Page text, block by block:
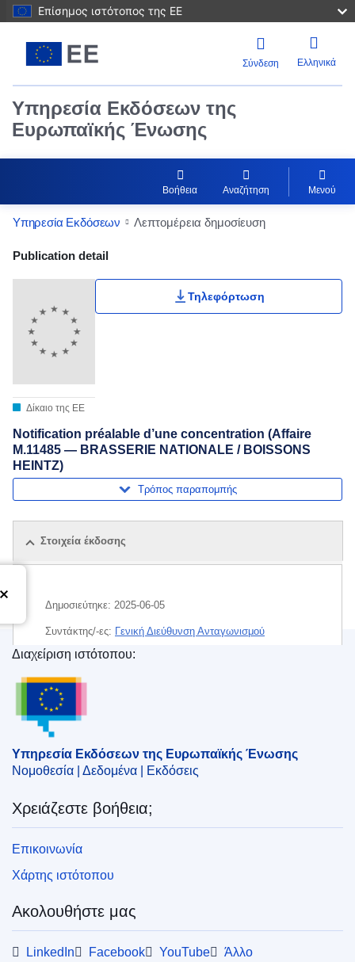
Επίσημος ιστότοπος της ΕΕ
Σύνδεση Ελληνικά
Υπηρεσία Εκδόσεων της
Ευρωπαϊκής Ένωσης
Βοήθεια Αναζήτηση Μενού
Υπηρεσία Εκδόσεων Λεπτομέρεια δημοσίευση
Publication Detail Actions Portlet
Publication detail
Δίκαιο της ΕΕ
Τηλεφόρτωση
Notification préalable d’une concentration (Affaire
M.11485 — BRASSERIE NATIONALE / BOISSONS
HEINTZ)
Τρόπος παραπομπής
Στοιχεία έκδοσης
Δημοσιεύτηκε: 2025-06-05
Συντάκτης/-ες: Γενική Διεύθυνση Ανταγωνισμού
(Ευρωπαϊκή Επιτροπή
Θέμα:έλεγχος των συγκεντρώσεων
μη αλκοολούχο ποτό
παράδοση
CELEX : 52025M11485
ELI :C/2025/3174/oj
OJ : C_202503174
IMMC : PUB(2025)588/4135468
pdfa2a
Υπηρεσία Εκδόσεων της Ευρωπαϊκής Ένωσης
Διαχείριση ιστότοπου:
Υπηρεσία Εκδόσεων της Ευρωπαϊκής Ένωσης
Νομοθεσία | Δεδομένα | Εκδόσεις
Χρειάζεστε βοήθεια;
Επικοινωνία
Χάρτης ιστότοπου
Ακολουθήστε μας
LinkedIn Facebook YouTube Άλλο